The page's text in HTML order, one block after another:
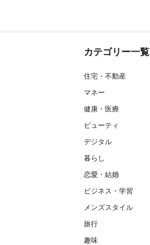
カテゴリー一覧
住宅・不動産
マネー
健康・医療
ビューティ
デジタル
暮らし
恋愛・結婚
ビジネス・学習
メンズスタイル
旅行
趣味